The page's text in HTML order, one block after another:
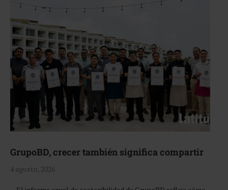
GrupoBD, crecer también significa compartir
4 agosto, 2026